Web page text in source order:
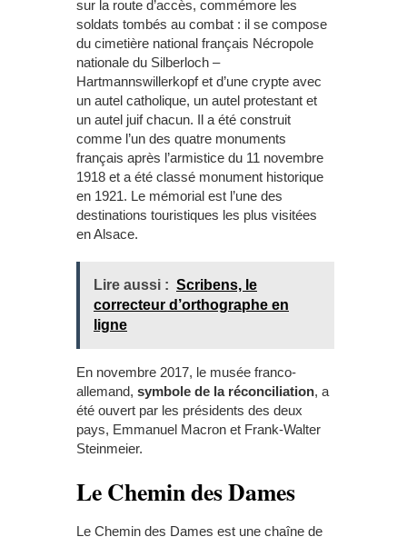
sur la route d’accès, commémore les
soldats tombés au combat : il se compose
du cimetière national français Nécropole
nationale du Silberloch –
Hartmannswillerkopf et d’une crypte avec
un autel catholique, un autel protestant et
un autel juif chacun. Il a été construit
comme l’un des quatre monuments
français après l’armistice du 11 novembre
1918 et a été classé monument historique
en 1921. Le mémorial est l’une des
destinations touristiques les plus visitées
en Alsace.
Lire aussi : Scribens, le
correcteur d’orthographe en
ligne
En novembre 2017, le musée franco-
allemand, symbole de la réconciliation, a
été ouvert par les présidents des deux
pays, Emmanuel Macron et Frank-Walter
Steinmeier.
Le Chemin des Dames
Le Chemin des Dames est une chaîne de